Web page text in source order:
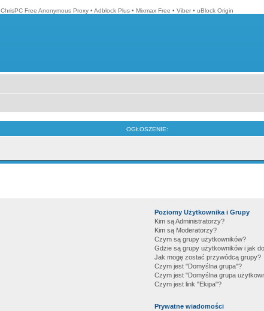
ChrisPC Free Anonymous Proxy • Adblock Plus • Mixmax Free • Viber • uBlock Origin
OGŁOSZENIE:
Poziomy Użytkownika i Grupy
Kim są Administratorzy?
Kim są Moderatorzy?
Czym są grupy użytkowników?
Gdzie są grupy użytkowników i jak
Jak mogę zostać przywódcą grupy?
Czym jest "Domyślna grupa"?
Czym jest "Domyślna grupa
Czym jest link "Ekipa"?
Prywatne wiadomości